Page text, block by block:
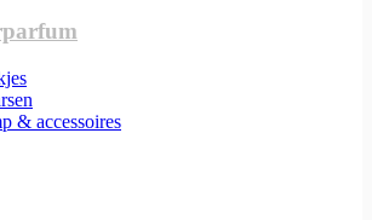
& accessoires